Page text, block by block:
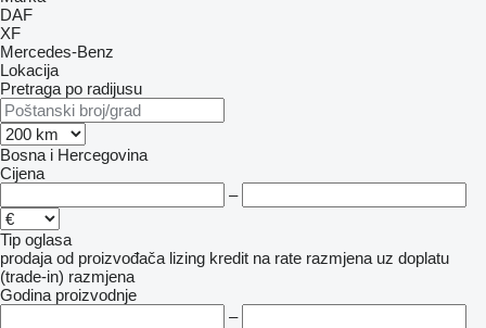
DAF
XF
Mercedes-Benz
Lokacija
Pretraga po radijusu
Bosna i Hercegovina
Cijena
–
Tip oglasa
prodaja od proizvođača lizing kredit na rate razmjena uz doplatu
(trade-in) razmjena
Godina proizvodnje
–